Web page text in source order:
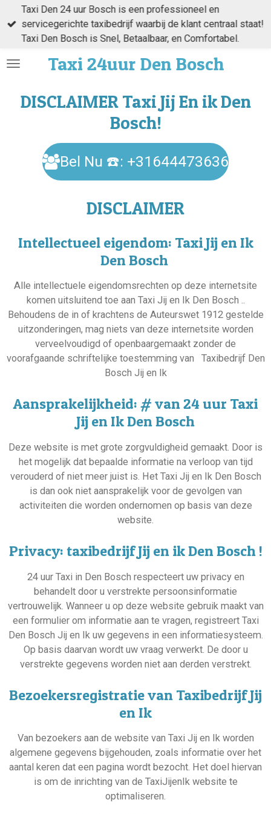
direct
naar
hoofdinhoudTaxi24uur Den Bosch
Taxi Den 24 uur Bosch is een professioneel en
servicegerichte taxibedrijf waarbij de klant centraal staat!
Taxi Den Bosch is Snel, Betaalbaar, en Comfortabel.
DISCLAIMER Taxi Jij En ik Den
Bosch!
Bel Nu ☎️: +31644473636
DISCLAIMER
Intellectueel eigendom: Taxi Jij en Ik
Den Bosch
Alle intellectuele eigendomsrechten op deze internetsite
komen uitsluitend toe aan Taxi Jij en Ik Den Bosch ..
Behoudens de in of krachtens de Auteurswet 1912 gestelde
uitzonderingen, mag niets van deze internetsite worden
verveelvoudigd of openbaargemaakt zonder de
voorafgaande schriftelijke toestemming van Taxibedrijf Den
Bosch Jij en Ik
Aansprakelijkheid: # van 24 uur Taxi
Jij en Ik Den Bosch
Deze website is met grote zorgvuldigheid gemaakt. Door is
het mogelijk dat bepaalde informatie na verloop van tijd
verouderd of niet meer juist is. Het Taxi Jij en Ik Den Bosch
is dan ook niet aansprakelijk voor de gevolgen van
activiteiten die worden ondernomen op basis van deze
website.
Privacy: taxibedrijf Jij en ik Den Bosch !
24 uur Taxi in Den Bosch respecteert uw privacy en
behandelt door u verstrekte persoonsinformatie
vertrouwelijk. Wanneer u op deze website gebruik maakt van
een formulier om informatie aan te vragen, registreert Taxi
Den Bosch Jij en Ik uw gegevens in een informatiesysteem.
Op basis daarvan wordt uw vraag verwerkt. De door u
verstrekte gegevens worden niet aan derden verstrekt.
Bezoekersregistratie van Taxibedrijf Jij
en Ik
Van bezoekers aan de website van Taxi Jij en Ik worden
algemene gegevens bijgehouden, zoals informatie over het
aantal keren dat een pagina wordt bezocht. Het doel hiervan
is om de inrichting van de TaxiJijenIk website te
optimaliseren.